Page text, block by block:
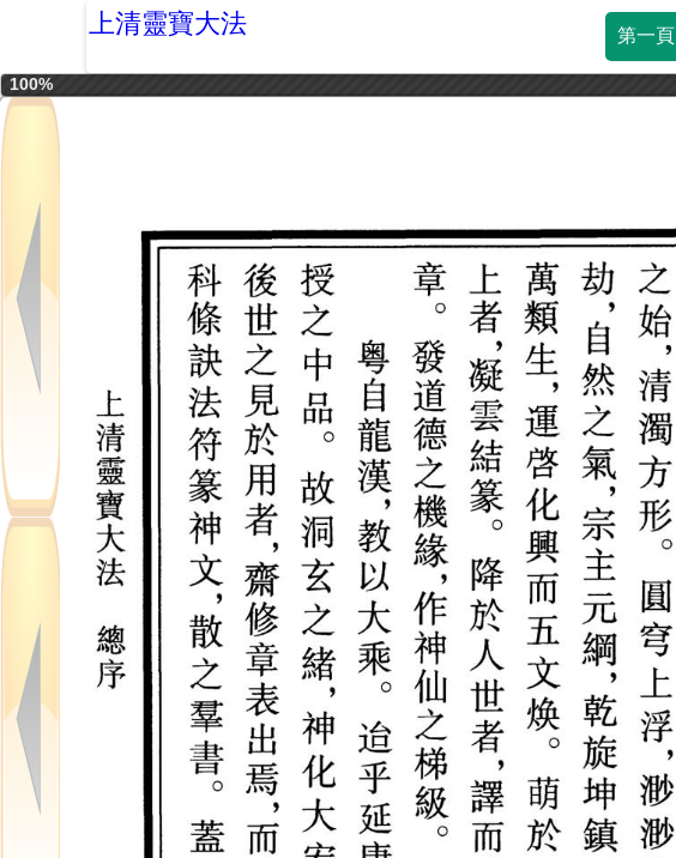
上清靈寶大法 第一頁
100%